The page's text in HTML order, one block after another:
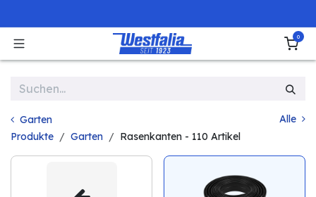
0
Garten
Alle
Produkte
Garten Rasenkanten - 110 Artikel